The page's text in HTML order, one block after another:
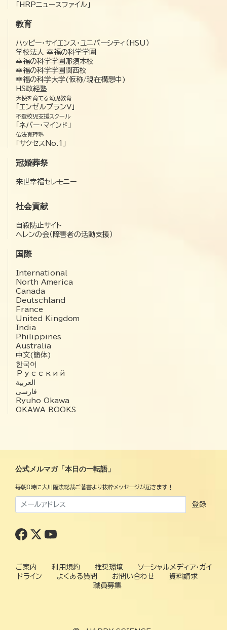
「HRPニュースファイル」
教育
ハッピー・サイエンス・ユニバーシティ（HSU）
学校法人 幸福の科学学園
幸福の科学学園那須本校
幸福の科学学園関西校
幸福の科学大学(仮称/現在構想中)
HS政経塾
天使を育てる幼児教育
「エンゼルプランV」
不登校児支援スクール
「ネバー・マインド」
仏法真理塾
「サクセスNo.1」
冠婚葬祭
来世幸福セレモニー
社会貢献
自殺防止サイト
ヘレンの会（障害者の活動支援）
国際
International
North America
Canada
Deutschland
France
United Kingdom
India
Philippines
Australia
中文(簡体)
한국어
Русский
العربية‏
فارسی
Ryuho Okawa
OKAWA BOOKS
公式メルマガ「本日の一転語」
毎朝8時に大川隆法総裁ご著書より抜粋メッセージが届きます！
登録
ご案内 利用規約 推奨環境
ソーシャルメディア・ガイ
ドライン
よくある質問 お問い合わせ
資料請求
職員募集